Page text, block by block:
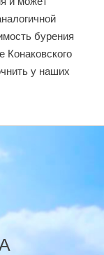
бурения
Конаковского
у наших